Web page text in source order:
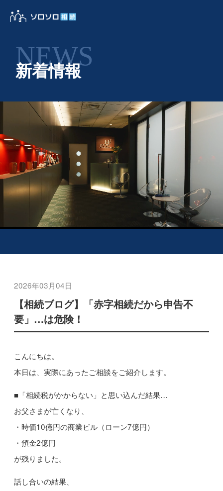
NEWS
新着情報
2026年03月04日
【相続ブログ】「赤字相続だから申告不
要」…は危険！
こんにちは。
本日は、実際にあったご相談をご紹介します。
■「相続税がかからない」と思い込んだ結果…
お父さまが亡くなり、
・時価10億円の商業ビル（ローン7億円）
・預金2億円
が残りました。
話し合いの結果、